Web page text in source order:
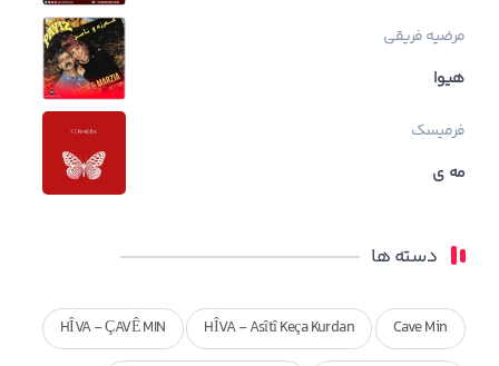
مرضیه فریقی
هیوا
فرمیسک
مه ی
دسته ها
Cave Min
HÎVA - Asîtî Keça Kurdan
HÎVA - ÇAVÊ MIN